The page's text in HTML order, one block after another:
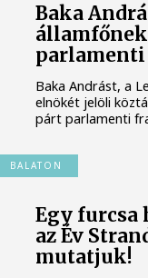
Baka
Baka Andrást, a
elnökét jelöli
párt parlamenti
BALATON
Egy
az Év
mutatjuk!